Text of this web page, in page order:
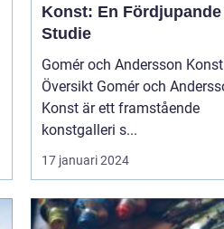
Konst: En Fördjupande
Studie
Gomér och Andersson
Översikt Gomér och Andersson
Konst är ett framstående
konstgalleri s...
17 januari 2024